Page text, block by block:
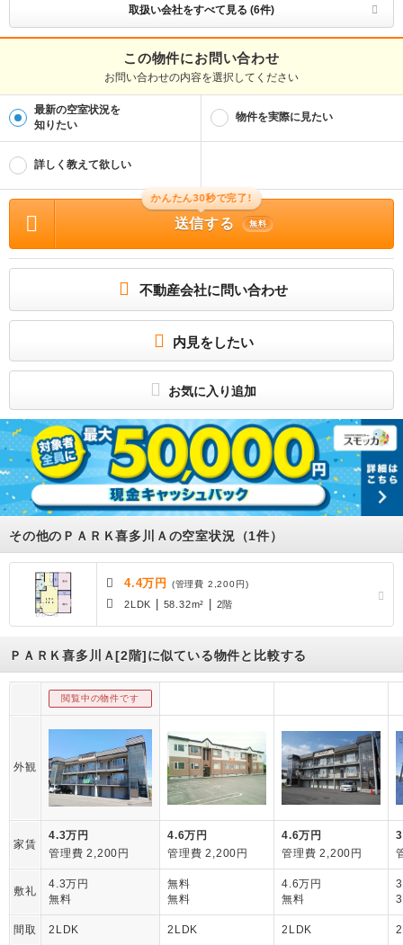
北海道(上川)知事免許(1)第1246号
取引態様
123490000349632
※お問い合わせの際には、担当者へ物件管理番号をお伝えください。
0037-6008-7281
物件の所在地 : 北海道旭川市永山六条5丁目 / 交通の利便 : 宗谷本線/旭川 バス19分
永山６条４丁目バス停から徒歩2分、石北本線/南永山 徒歩14分 / 面積 : 58.32m² /
築年月 : 1993年10月 / 賃料 : 4.3万円 / 管理費又は共益費等 : 2,200円 / 礼金等 :
無料 / 敷金 : 1ヶ月、保証金等 : －、 償却、敷引 : － / 住宅総合保険等の損害保険
料 : － / その他 : 「ＰＡＲＫ喜多川Ａ」のここがイチオシ。室内設備はエアコン・C
Sなどが揃っているので、快適に過ごしやすいお部屋になります。モニターで来訪者
を確認し、インターホンで対面せずに会話することができます。家賃5万円以下の物
件です。 更新料:無し 保証会社：利用必須 ハウスリーブ株式会社 契約時保証委託
料：２．２万／月額保証委託料：賃料総額の２．２％又は５．５％ ※ペット可は
２．５万／２．５％ / 駐車場 : 空有 3,300円 空き台数 5台
取扱い会社をすべて見る (6件)
この物件にお問い合わせ
お問い合わせの内容を選択してください
最新の空室状況を
知りたい
物件を実際に見たい
詳しく教えて欲しい
かんたん30秒で完了!
送信する 無料
不動産会社に問い合わせ
内見をしたい
お気に入り追加
その他のＰＡＲＫ喜多川Ａの空室状況（1件）
4.4万円 (管理費 2,200円)
2LDK | 58.32m² | 2階
ＰＡＲＫ喜多川Ａ[2階]に似ている物件と比較する
閲覧中の物件です
外観
家賃
4.3万円
管理費 2,200円
4.6万円
管理費 2,200円
4.6万円
管理費 2,200円
敷礼
4.3万円
無料
無料
無料
4.6万円
無料
間取 2LDK 2LDK 2LDK